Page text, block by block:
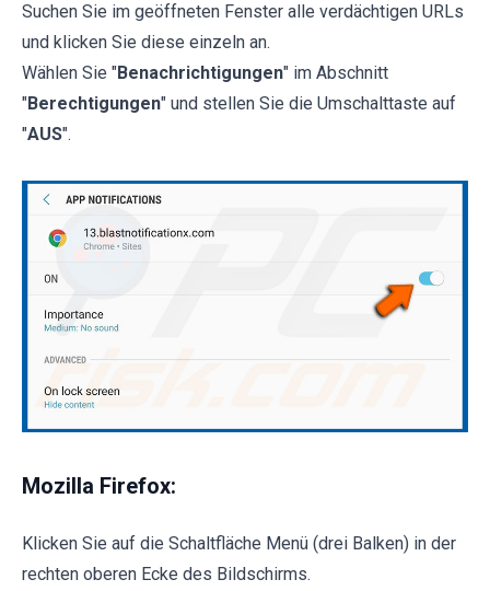
Suchen Sie im geöffneten Fenster alle verdächtigen URLs
und klicken Sie diese einzeln an.
Wählen Sie "Benachrichtigungen" im Abschnitt
"Berechtigungen" und stellen Sie die Umschalttaste auf
"AUS".
Mozilla Firefox:
Klicken Sie auf die Schaltfläche Menü (drei Balken) in der
rechten oberen Ecke des Bildschirms.